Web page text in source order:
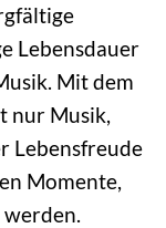
Lebensdauer
Mit dem
nur Musik,
Lebensfreude
Momente,